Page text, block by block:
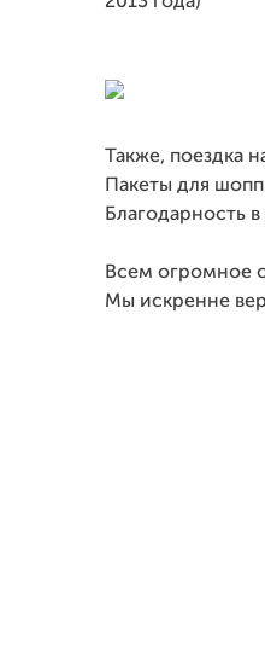
Также, поездка
Пакеты для
Благодарность
Всем огромное
Мы искренне